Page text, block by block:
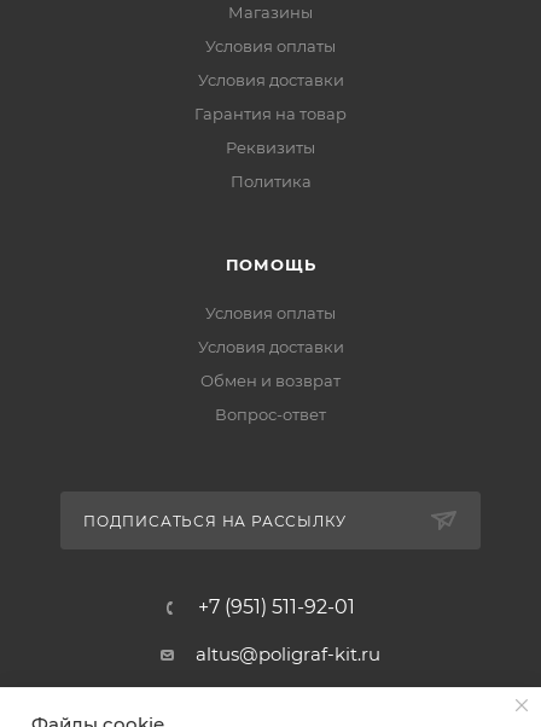
Магазины
Условия оплаты
Условия доставки
Гарантия на товар
Реквизиты
Политика
ПОМОЩЬ
Условия оплаты
Условия доставки
Обмен и возврат
Вопрос-ответ
ПОДПИСАТЬСЯ НА РАССЫЛКУ
+7 (951) 511-92-01
altus@poligraf-kit.ru